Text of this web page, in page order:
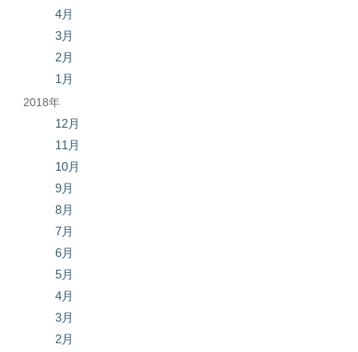
4月
3月
2月
1月
2018年
12月
11月
10月
9月
8月
7月
6月
5月
4月
3月
2月